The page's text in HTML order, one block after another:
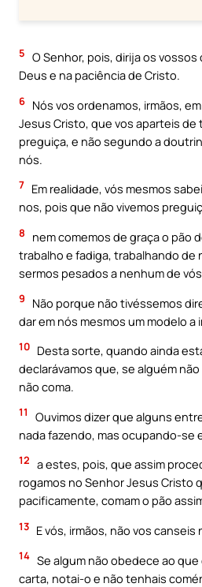
5 O Senhor, pois, dirija os
Deus e na paciência de Cristo.
6 Nós vos ordenamos, irmãos,
Jesus Cristo, que vos aparteis de
preguiça, e não segundo a
nós.
7 Em realidade, vós mesmos
nos, pois que não vivemos
8
nem comemos de graça o pão
trabalho e fadiga, trabalhando de
sermos pesados a nenhum de
9
Não porque não tivéssemos
dar em nós mesmos um modelo a
10 Desta sorte, quando ainda
declarávamos que, se alguém
não coma.
11
Ouvimos dizer que alguns
nada fazendo, mas ocupando-se
12 a estes, pois, que assim
rogamos no Senhor Jesus Cristo
pacificamente, comam o pão
13 E vós, irmãos, não vos canseis
14 Se algum não obedece ao
carta, notai-o e não tenhais